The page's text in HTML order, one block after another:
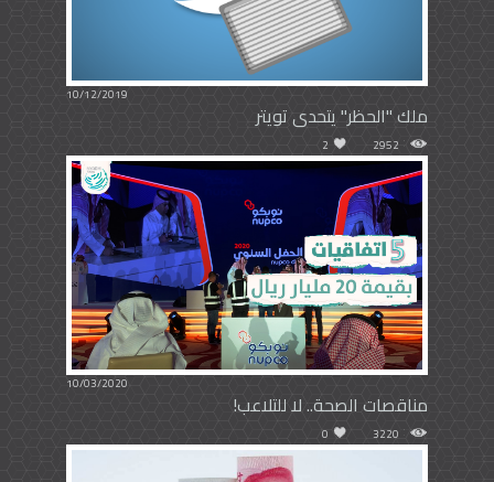
10/12/2019
ملك "الحظر" يتحدى تويتر
2952
2
10/03/2020
مناقصات الصحة.. لا للتلاعب!
3220
0